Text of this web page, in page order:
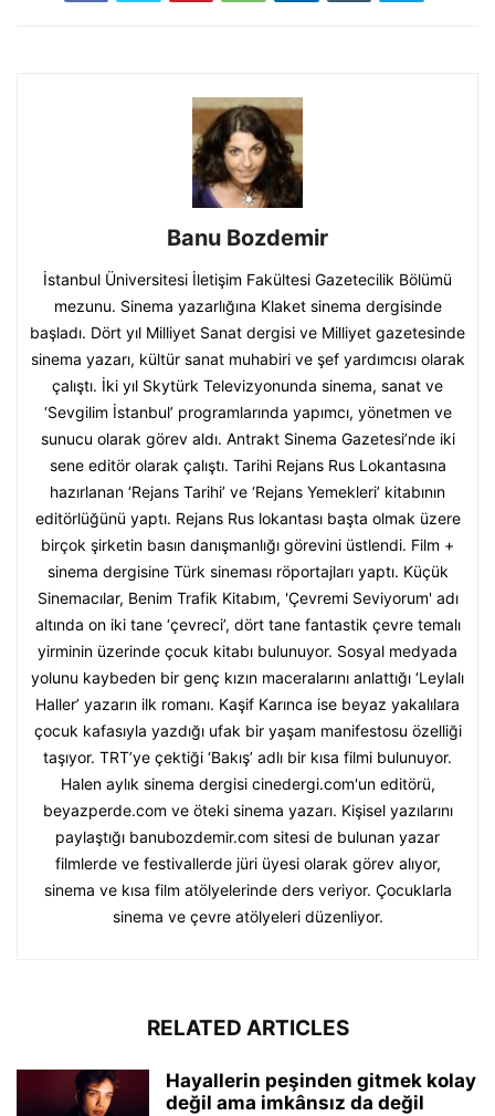
Banu Bozdemir
İstanbul Üniversitesi İletişim Fakültesi Gazetecilik Bölümü
mezunu. Sinema yazarlığına Klaket sinema dergisinde
başladı. Dört yıl Milliyet Sanat dergisi ve Milliyet gazetesinde
sinema yazarı, kültür sanat muhabiri ve şef yardımcısı olarak
çalıştı. İki yıl Skytürk Televizyonunda sinema, sanat ve
‘Sevgilim İstanbul’ programlarında yapımcı, yönetmen ve
sunucu olarak görev aldı. Antrakt Sinema Gazetesi’nde iki
sene editör olarak çalıştı. Tarihi Rejans Rus Lokantasına
hazırlanan ‘Rejans Tarihi’ ve ‘Rejans Yemekleri’ kitabının
editörlüğünü yaptı. Rejans Rus lokantası başta olmak üzere
birçok şirketin basın danışmanlığı görevini üstlendi. Film +
sinema dergisine Türk sineması röportajları yaptı. Küçük
Sinemacılar, Benim Trafik Kitabım, 'Çevremi Seviyorum' adı
altında on iki tane ‘çevreci’, dört tane fantastik çevre temalı
yirminin üzerinde çocuk kitabı bulunuyor. Sosyal medyada
yolunu kaybeden bir genç kızın maceralarını anlattığı ‘Leylalı
Haller’ yazarın ilk romanı. Kaşif Karınca ise beyaz yakalılara
çocuk kafasıyla yazdığı ufak bir yaşam manifestosu özelliği
taşıyor. TRT’ye çektiği ‘Bakış’ adlı bir kısa filmi bulunuyor.
Halen aylık sinema dergisi cinedergi.com'un editörü,
beyazperde.com ve öteki sinema yazarı. Kişisel yazılarını
paylaştığı banubozdemir.com sitesi de bulunan yazar
filmlerde ve festivallerde jüri üyesi olarak görev alıyor,
sinema ve kısa film atölyelerinde ders veriyor. Çocuklarla
sinema ve çevre atölyeleri düzenliyor.
RELATED ARTICLES
Hayallerin peşinden gitmek kolay
değil ama imkânsız da değil